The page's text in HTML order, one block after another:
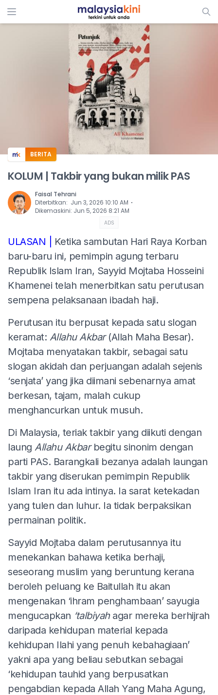
ADS
BERITA
KOLUM | Takbir yang bukan milik PAS
Faisal Tehrani
Diterbitkan: Jun 3, 2026 10:10 AM ⋅
Dikemaskini: Jun 5, 2026 8:21 AM
ADS
ULASAN |
Ketika sambutan Hari Raya Korban
baru-baru ini, pemimpin agung terbaru
Republik Islam Iran, Sayyid Mojtaba Hosseini
Khamenei telah menerbitkan satu perutusan
sempena pelaksanaan ibadah haji.
Perutusan itu berpusat kepada satu slogan
keramat: Allahu Akbar(Allah Maha Besar).
Mojtaba menyatakan takbir, sebagai satu
slogan akidah dan perjuangan adalah sejenis
‘senjata’ yang jika diimani sebenarnya amat
berkesan, tajam, malah cukup
menghancurkan untuk musuh.
Di Malaysia, teriak takbir yang diikuti dengan
laung Allahu Akbarbegitu sinonim dengan
parti PAS. Barangkali bezanya adalah laungan
takbir yang diserukan pemimpin Republik
Islam Iran itu ada intinya. Ia sarat ketekadan
yang tulen dan luhur. Ia tidak berpaksikan
permainan politik.
Sayyid Mojtaba dalam perutusannya itu
menekankan bahawa ketika berhaji,
seseorang muslim yang beruntung kerana
beroleh peluang ke Baitullah itu akan
mengenakan ‘ihram penghambaan’ sayugia
mengucapkan ‘talbiyahagar mereka berhijrah
daripada kehidupan material kepada
kehidupan Ilahi yang penuh kebahagiaan’
yakni apa yang beliau sebutkan sebagai
‘kehidupan tauhid yang berpusatkan
pengabdian kepada Allah Yang Maha Agung,